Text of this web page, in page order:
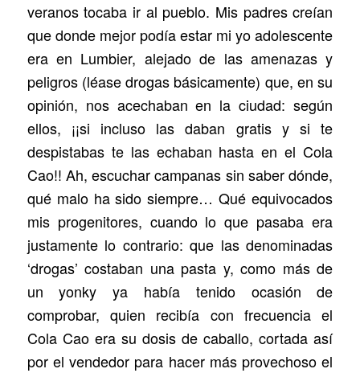
veranos tocaba ir al pueblo. Mis padres creían
que donde mejor podía estar mi yo adolescente
era en Lumbier, alejado de las amenazas y
peligros (léase drogas básicamente) que, en su
opinión, nos acechaban en la ciudad: según
ellos, ¡¡si incluso las daban gratis y si te
despistabas te las echaban hasta en el Cola
Cao!! Ah, escuchar campanas sin saber dónde,
qué malo ha sido siempre… Qué equivocados
mis progenitores, cuando lo que pasaba era
justamente lo contrario: que las denominadas
‘drogas’ costaban una pasta y, como más de
un yonky ya había tenido ocasión de
comprobar, quien recibía con frecuencia el
Cola Cao era su dosis de caballo, cortada así
por el vendedor para hacer más provechoso el